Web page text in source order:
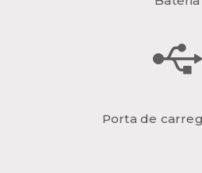
Porta de